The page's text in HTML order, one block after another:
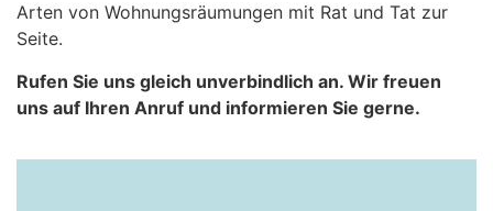
Arten von Wohnungsräumungen mit Rat und Tat zur
Seite.
Rufen Sie uns gleich unverbindlich an. Wir freuen
uns auf Ihren Anruf und informieren Sie gerne.